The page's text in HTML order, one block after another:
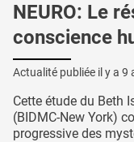
NEURO: Le
conscience
Actualité publiée il y a 9
Cette étude du Beth
(BIDMC-New York)
progressive des